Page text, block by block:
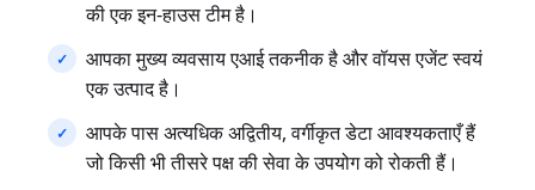
की एक इन-हाउस टीम है।
आपका मुख्य व्यवसाय एआई तकनीक है और वॉयस एजेंट स्वयं
एक उत्पाद है।
आपके पास अत्यधिक अद्वितीय, वर्गीकृत डेटा आवश्यकताएँ हैं
जो किसी भी तीसरे पक्ष की सेवा के उपयोग को रोकती हैं।